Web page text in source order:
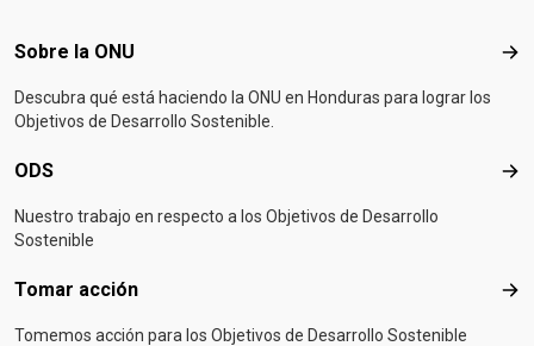
Footer menu
Sobre la ONU
Descubra qué está haciendo la ONU en Honduras para lograr los
Objetivos de Desarrollo Sostenible.
ODS
Nuestro trabajo en respecto a los Objetivos de Desarrollo
Sostenible
Tomar acción
Tomemos acción para los Objetivos de Desarrollo Sostenible